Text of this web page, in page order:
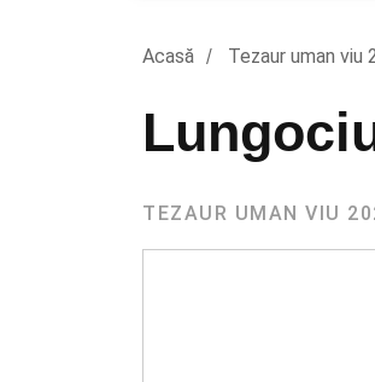
Acasă Tezaur uman viu
TEZAUR UMAN VIU